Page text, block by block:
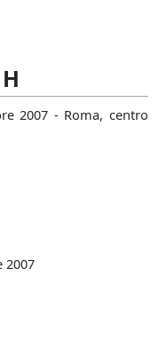
2007 - Roma, centro
2007